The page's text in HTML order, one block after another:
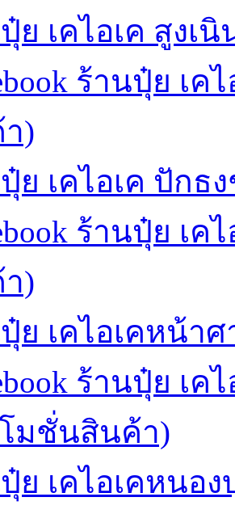
ย เคไอเค สูงเ
ร้านปุ๋ย เ
)
ย เคไอเค ปักธ
ร้านปุ๋ย เ
)
ย เคไอเคหน้า
ร้านปุ๋ย เ
มชั่นสินค้า)
ย เคไอเคหนอ